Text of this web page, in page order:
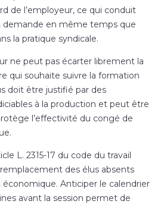
de l’employeur, ce qui conduit
demande en même temps que
la pratique syndicale.
ne peut pas écarter librement la
qui souhaite suivre la formation
doit être justifié par des
à la production et peut être
l’effectivité du congé de
L. 2315-17 du code du travail
des élus absents
Anticiper le calendrier
avant la session permet de